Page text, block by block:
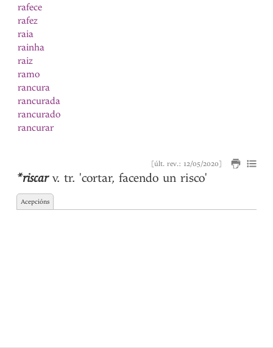
rafece
rafez
raia
rainha
raiz
ramo
rancura
rancurada
rancurado
rancurar
rascar2
raviosa
ravioso
[últ. rev.: 12/05/2020]
*riscar v. tr. 'cortar, facendo un risco'
Acepcións